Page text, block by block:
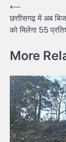
Post
navigation
⟵
छत्तीसगढ़ में अब
को मिलेगा 55
More